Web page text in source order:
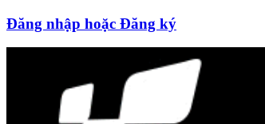
Đăng nhập hoặc Đăng ký